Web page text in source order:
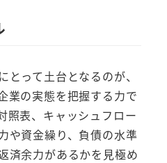
って土台となるのが、
業の実態を把握する力で
照表、キャッシュフロー
や資金繰り、負債の水準
済余力があるかを見極め